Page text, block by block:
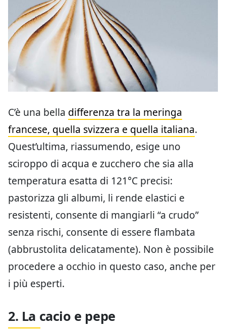
C’è una bella differenza tra la meringa
francese, quella svizzera e quella italiana.
Quest’ultima, riassumendo, esige uno
sciroppo di acqua e zucchero che sia alla
temperatura esatta di 121°C precisi:
pastorizza gli albumi, li rende elastici e
resistenti, consente di mangiarli “a crudo”
senza rischi, consente di essere flambata
(abbrustolita delicatamente). Non è possibile
procedere a occhio in questo caso, anche per
i più esperti.
2. La cacio e pepe